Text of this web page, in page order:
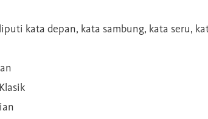
kata depan, kata sambung, kata seru,